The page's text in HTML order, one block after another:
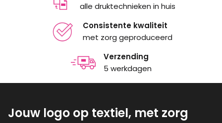
alle druktechnieken in huis
Consistente kwaliteit
met zorg geproduceerd
Verzending
5 werkdagen
Jouw logo op textiel, met zorg